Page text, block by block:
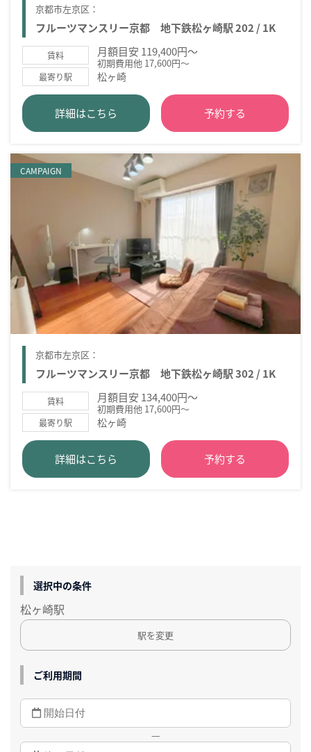
京都市左京区：
フルーツマンスリー京都 地下鉄松ヶ崎駅 202 / 1K
賃料 月額目安 119,400円～
初期費用他 17,600円～
最寄り駅 松ヶ崎
詳細はこちら 予約する
CAMPAIGN
京都市左京区：
フルーツマンスリー京都 地下鉄松ヶ崎駅 302 / 1K
賃料 月額目安 134,400円～
初期費用他 17,600円～
最寄り駅 松ヶ崎
詳細はこちら 予約する
選択中の条件
松ヶ崎駅
駅を変更
ご利用期間
—